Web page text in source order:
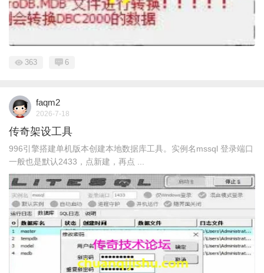
363 6
faqm2
2026-7-18
传奇架设工具
996引擎搭建单机版本创建本地数据库工具。实例名mssql 登录端口
一般也是默认2433，点新建，再点 ...